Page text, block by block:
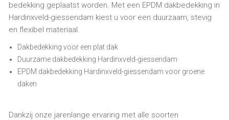
bedekking geplaatst worden. Met een EPDM dakbedekking in
Hardinxveld-giessendam kiest u voor een duurzaam, stevig
en flexibel materiaal.
Dakbedekking voor een plat dak
Duurzame dakbedekking Hardinxveld-giessendam
EPDM dakbedekking Hardinxveld-giessendam voor groene
daken
Dankzij onze jarenlange ervaring met alle soorten